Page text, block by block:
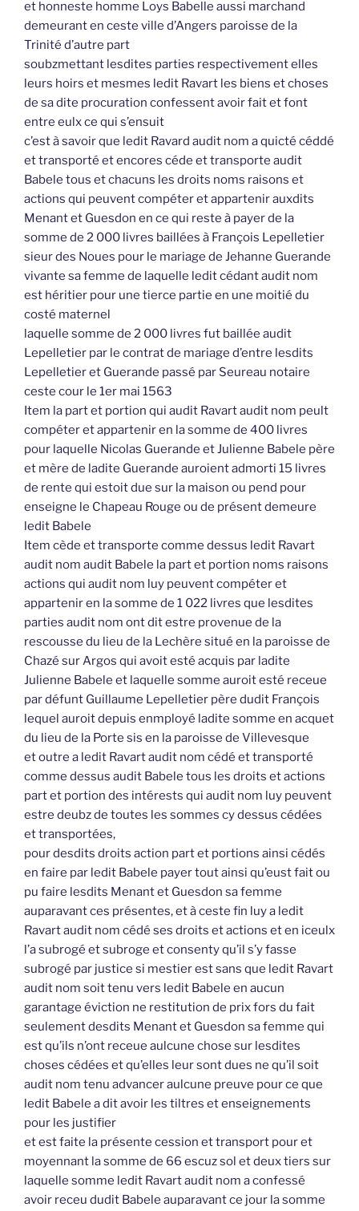
et honneste homme Loys Babelle aussi marchand
demeurant en ceste ville d’Angers paroisse de la
Trinité d’autre part
soubzmettant lesdites parties respectivement elles
leurs hoirs et mesmes ledit Ravart les biens et choses
de sa dite procuration confessent avoir fait et font
entre eulx ce qui s’ensuit
c’est à savoir que ledit Ravard audit nom a quicté céddé
et transporté et encores céde et transporte audit
Babele tous et chacuns les droits noms raisons et
actions qui peuvent compéter et appartenir auxdits
Menant et Guesdon en ce qui reste à payer de la
somme de 2 000 livres baillées à François Lepelletier
sieur des Noues pour le mariage de Jehanne Guerande
vivante sa femme de laquelle ledit cédant audit nom
est héritier pour une tierce partie en une moitié du
costé maternel
laquelle somme de 2 000 livres fut baillée audit
Lepelletier par le contrat de mariage d’entre lesdits
Lepelletier et Guerande passé par Seureau notaire
ceste cour le 1er mai 1563
Item la part et portion qui audit Ravart audit nom peult
compéter et appartenir en la somme de 400 livres
pour laquelle Nicolas Guerande et Julienne Babele père
et mère de ladite Guerande auroient admorti 15 livres
de rente qui estoit due sur la maison ou pend pour
enseigne le Chapeau Rouge ou de présent demeure
ledit Babele
Item cède et transporte comme dessus ledit Ravart
audit nom audit Babele la part et portion noms raisons
actions qui audit nom luy peuvent compéter et
appartenir en la somme de 1 022 livres que lesdites
parties audit nom ont dit estre provenue de la
rescousse du lieu de la Lechère situé en la paroisse de
Chazé sur Argos qui avoit esté acquis par ladite
Julienne Babele et laquelle somme auroit esté receue
par défunt Guillaume Lepelletier père dudit François
lequel auroit depuis enmployé ladite somme en acquet
du lieu de la Porte sis en la paroisse de Villevesque
et outre a ledit Ravart audit nom cédé et transporté
comme dessus audit Babele tous les droits et actions
part et portion des intérests qui audit nom luy peuvent
estre deubz de toutes les sommes cy dessus cédées
et transportées,
pour desdits droits action part et portions ainsi cédés
en faire par ledit Babele payer tout ainsi qu’eust fait ou
pu faire lesdits Menant et Guesdon sa femme
auparavant ces présentes, et à ceste fin luy a ledit
Ravart audit nom cédé ses droits et actions et en iceulx
l’a subrogé et subroge et consenty qu’il s’y fasse
subrogé par justice si mestier est sans que ledit Ravart
audit nom soit tenu vers ledit Babele en aucun
garantage éviction ne restitution de prix fors du fait
seulement desdits Menant et Guesdon sa femme qui
est qu’ils n’ont receue aulcune chose sur lesdites
choses cédées et qu’elles leur sont dues ne qu’il soit
audit nom tenu advancer aulcune preuve pour ce que
ledit Babele a dit avoir les tiltres et enseignements
pour les justifier
et est faite la présente cession et transport pour et
moyennant la somme de 66 escuz sol et deux tiers sur
laquelle somme ledit Ravart audit nom a confessé
avoir receu dudit Babele auparavant ce jour la somme